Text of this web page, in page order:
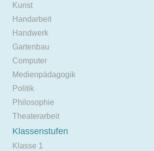
Kunst
Handarbeit
Handwerk
Gartenbau
Computer
Medienpädagogik
Politik
Philosophie
Theaterarbeit
Klassenstufen
Klasse 1